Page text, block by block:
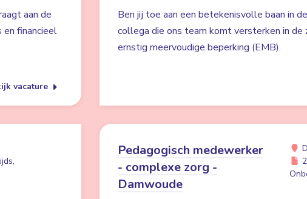
aan de
financieel
vacature
Ben jij toe aan een betekenisvolle baan in
collega die ons team komt versterken in de
ernstig meervoudige beperking (EMB).
Pedagogisch medewerker
- complexe zorg -
Damwoude